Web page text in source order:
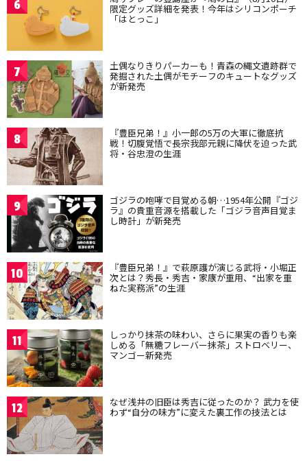
6 限定グッズ詳細を発表！今年はシリコンポーチ
「はとっこ」
7 土偶なりきりパーカーも！青森の縄文遺跡群で
発掘された土偶がモチーフのキュートなグッズ
が新発売
8 『豊臣兄弟！』小一郎の5万の大軍に徹底抗
戦！切腹覚悟で長宗我部元親に降伏を迫った武
将・谷忠澄の生涯
9 ゴジラの咆哮で目覚める朝…1954年公開『ゴジ
ラ』の貴重音源を搭載した「ゴジラ音声目覚ま
し時計」が新発売
10 『豊臣兄弟！』で萩原護が演じる武将・小堀正
次とは？秀長・秀吉・家康が重用、“出家を重
ねた実務派”の生涯
11 しっかり抹茶の味わい、さらに果実の香りも楽
しめる「無糖フレーバー抹茶」ストロベリー、
マンゴー新発売
12 なぜ浅井の旧臣は秀吉に従ったのか？ 武力を使
わず“自分の味方”に変えた裏工作の技法とは